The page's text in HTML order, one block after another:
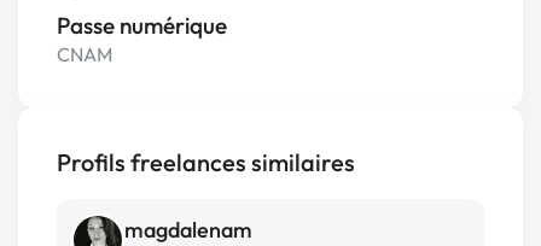
Passe numérique
CNAM
Profils freelances similaires
magdalenam